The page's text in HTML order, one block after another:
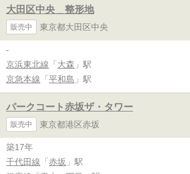
大田区中央＿整形地
販売中 東京都大田区中央
-
京浜東北線 「 大森 」駅
京急本線 「 平和島 」駅
パークコート赤坂ザ・タワー
販売中 東京都港区赤坂
築17年
千代田線 「 赤坂 」駅